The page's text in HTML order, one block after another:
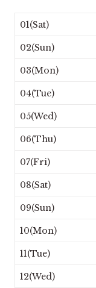
01(Sat)
02(Sun)
03(Mon)
04(Tue)
05(Wed)
06(Thu)
07(Fri)
08(Sat)
09(Sun)
10(Mon)
11(Tue)
12(Wed)